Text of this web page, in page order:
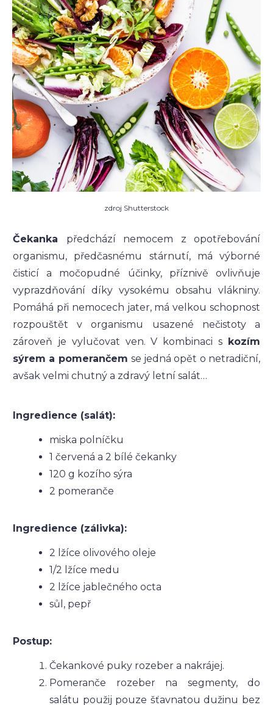
zdroj Shutterstock
Čekanka předchází nemocem z opotřebování
organismu, předčasnému stárnutí, má výborné
čisticí a močopudné účinky, příznivě ovlivňuje
vyprazdňování díky vysokému obsahu vlákniny.
Pomáhá při nemocech jater, má velkou schopnost
rozpouštět v organismu usazené nečistoty a
zároveň je vylučovat ven. V kombinaci s kozím
sýrem a pomerančem se jedná opět o netradiční,
avšak velmi chutný a zdravý letní salát…
Ingredience (salát):
miska polníčku
1 červená a 2 bílé čekanky
120 g kozího sýra
2 pomeranče
Ingredience (zálivka):
2 lžíce olivového oleje
1/2 lžíce medu
2 lžíce jablečného octa
sůl, pepř
Postup:
Čekankové puky rozeber a nakrájej.
Pomeranče rozeber na segmenty, do
salátu použij pouze šťavnatou dužinu bez